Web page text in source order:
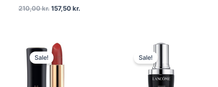
210,00kr. 157,50kr.
Sale!
Original
price
was:
Sale!
Original
price
was:
675,00 kr..